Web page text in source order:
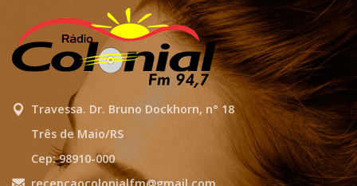
Travessa. Dr. Bruno Dockhorn, n° 18
Três de Maio/RS
Cep: 98910-000